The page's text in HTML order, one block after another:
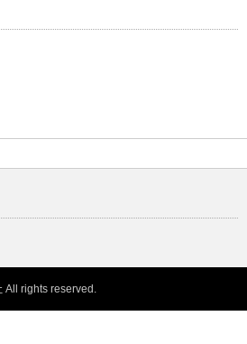
All rights reserved.